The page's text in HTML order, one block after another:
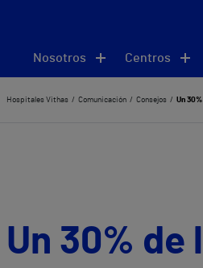
Nosotros Centros
Hospitales Vithas Comunicación Consejos Un
Un 30%